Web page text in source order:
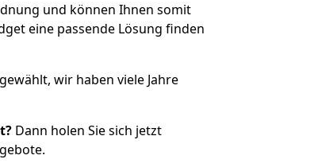
und können Ihnen somit
eine passende Lösung finden
wir haben viele Jahre
Dann holen Sie sich jetzt